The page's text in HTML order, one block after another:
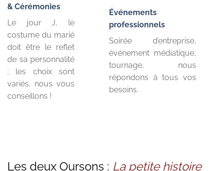
Événements
professionnels
Soirée d’entreprise,
événement médiatique,
tournage, nous
répondons à tous vos
besoins.
& Cérémonies
Le jour J, le
costume du marié
doit être le reflet
de sa personnalité
; les choix sont
variés, nous vous
conseillons !
Les deux Oursons : La petite histoire